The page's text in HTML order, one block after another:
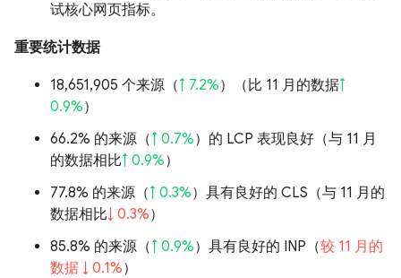
试核心网页指标。
重要统计数据
18,651,905 个来源（↑ 7.2%）（比 11 月的数据↑
0.9%）
66.2% 的来源（↑ 0.7%）的 LCP 表现良好（与 11 月
的数据相比↑ 0.9%）
77.8% 的来源（↑ 0.3%）具有良好的 CLS（与 11 月的
数据相比↓ 0.3%）
85.8% 的来源（↑ 0.9%）具有良好的 INP（较 11 月的
数据 ↓ 0.1%）